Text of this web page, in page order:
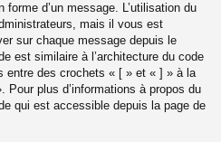
d’un message. L’utilisation du
mais il vous est
sur chaque message depuis le
est similaire à l’architecture du code
entre des crochets « [ » et « ] » à la
plus d’informations à propos du
qui est accessible depuis la page de